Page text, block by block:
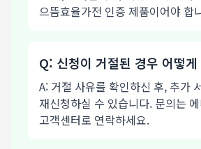
으뜸효율가전 인증 제품이어야 합
Q: 신청이 거절된 경우 어떻
A: 거절 사유를 확인하신 후, 추가
재신청하실 수 있습니다. 문의는
고객센터로 연락하세요.